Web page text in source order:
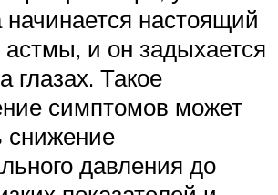
начинается настоящий
астмы, и он задыхается
глазах. Такое
симптомов может
снижение
давления до